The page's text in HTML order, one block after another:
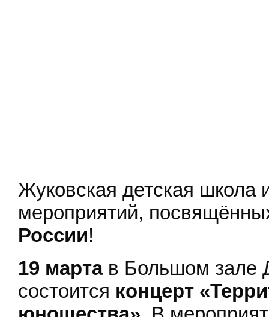
Жуковская детская школа
мероприятий,
России!
19 мартав Большом зале
состоится концерт